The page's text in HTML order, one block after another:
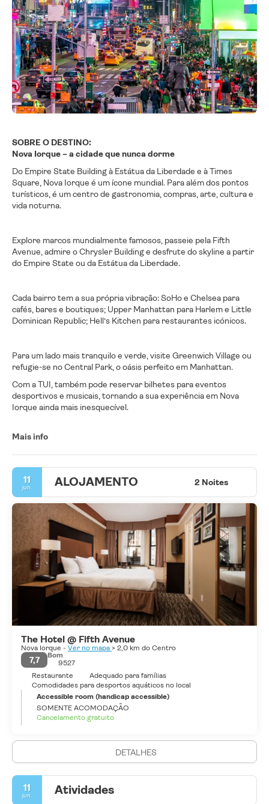
SOBRE O DESTINO:
Nova Iorque – a cidade que nunca dorme
Do Empire State Building à Estátua da Liberdade e à Times
Square, Nova Iorque é um ícone mundial. Para além dos pontos
turísticos, é um centro de gastronomia, compras, arte, cultura e
vida noturna.
Explore marcos mundialmente famosos, passeie pela Fifth
Avenue, admire o Chrysler Building e desfrute do skyline a partir
do Empire State ou da Estátua da Liberdade.
Cada bairro tem a sua própria vibração: SoHo e Chelsea para
cafés, bares e boutiques; Upper Manhattan para Harlem e Little
Dominican Republic; Hell’s Kitchen para restaurantes icónicos.
Para um lado mais tranquilo e verde, visite Greenwich Village ou
refugie-se no Central Park, o oásis perfeito em Manhattan.
Com a TUI, também pode reservar bilhetes para eventos
desportivos e musicais, tornando a sua experiência em Nova
Iorque ainda mais inesquecível.
Mais info
11
jun. ALOJAMENTO 2 Noites
The Hotel @ Fifth Avenue
Nova Iorque - Ver no mapa > 2,0 km do Centro
7,7
Bom
9527
Restaurante
Adequado para famílias
Comodidades para desportos aquáticos no local
Accessible room (handicap accessible)
SOMENTE ACOMODAÇÃO
Cancelamento gratuito
DETALHES
11
jun. Atividades